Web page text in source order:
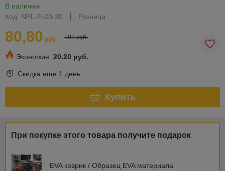
В наличии
Код: NPL-P-20-30
Розница
80,80 руб. 101 руб.
Экономия: 20.20 руб.
Скидка еще 1 день
Купить
При покупке этого товара получите подарок
EVA коврик / Образец EVA материала